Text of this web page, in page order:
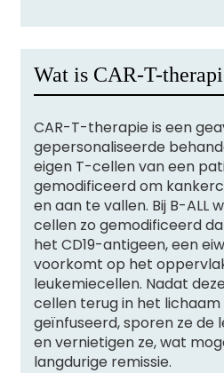
Wat is CAR-T-
CAR-T-therapie is een
gepersonaliseerde
eigen T-cellen van een
gemodificeerd om
en aan te vallen. Bij B-ALL
cellen zo gemodificeerd
het CD19-antigeen, een
voorkomt op het
leukemiecellen. Nadat
cellen terug in het
geïnfuseerd, sporen ze de
en vernietigen ze, wat
langdurige remissie.